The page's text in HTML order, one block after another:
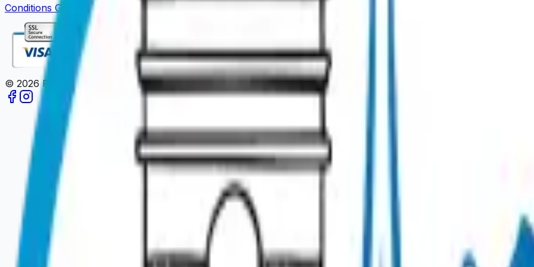
Conditions Générales de VenteMentions Légales Politique de confidentialité
© 2026Paris en un Clic. Tous droits réservés.